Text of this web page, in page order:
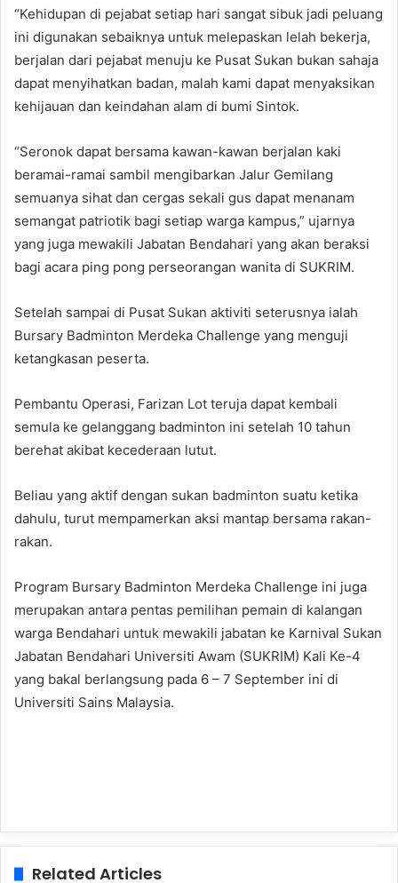
“Kehidupan di pejabat setiap hari sangat sibuk jadi peluang
ini digunakan sebaiknya untuk melepaskan lelah bekerja,
berjalan dari pejabat menuju ke Pusat Sukan bukan sahaja
dapat menyihatkan badan, malah kami dapat menyaksikan
kehijauan dan keindahan alam di bumi Sintok.
“Seronok dapat bersama kawan-kawan berjalan kaki
beramai-ramai sambil mengibarkan Jalur Gemilang
semuanya sihat dan cergas sekali gus dapat menanam
semangat patriotik bagi setiap warga kampus,” ujarnya
yang juga mewakili Jabatan Bendahari yang akan beraksi
bagi acara ping pong perseorangan wanita di SUKRIM.
Setelah sampai di Pusat Sukan aktiviti seterusnya ialah
Bursary Badminton Merdeka Challenge yang menguji
ketangkasan peserta.
Pembantu Operasi, Farizan Lot teruja dapat kembali
semula ke gelanggang badminton ini setelah 10 tahun
berehat akibat kecederaan lutut.
Beliau yang aktif dengan sukan badminton suatu ketika
dahulu, turut mempamerkan aksi mantap bersama rakan-
rakan.
Program Bursary Badminton Merdeka Challenge ini juga
merupakan antara pentas pemilihan pemain di kalangan
warga Bendahari untuk mewakili jabatan ke Karnival Sukan
Jabatan Bendahari Universiti Awam (SUKRIM) Kali Ke-4
yang bakal berlangsung pada 6 – 7 September ini di
Universiti Sains Malaysia.
Related Articles